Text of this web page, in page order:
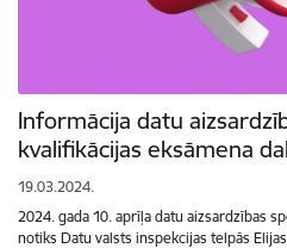
Informācija datu
kvalifikācijas eksāmena
19.03.2024.
2024. gada 10. aprīļa datu aizsardzības
notiks Datu valsts inspekcijas telpās